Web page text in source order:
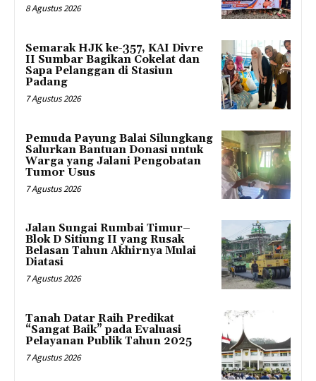
8 Agustus 2026
Semarak HJK ke-357, KAI Divre
II Sumbar Bagikan Cokelat dan
Sapa Pelanggan di Stasiun
Padang
7 Agustus 2026
Pemuda Payung Balai Silungkang
Salurkan Bantuan Donasi untuk
Warga yang Jalani Pengobatan
Tumor Usus
7 Agustus 2026
Jalan Sungai Rumbai Timur–
Blok D Sitiung II yang Rusak
Belasan Tahun Akhirnya Mulai
Diatasi
7 Agustus 2026
Tanah Datar Raih Predikat
“Sangat Baik” pada Evaluasi
Pelayanan Publik Tahun 2025
7 Agustus 2026